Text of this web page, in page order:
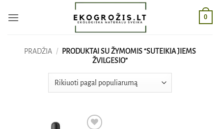
0
PRADŽIA /
PRODUKTAI SU ŽYMOMIS “SUTEIKIA JIEMS
ŽVILGESIO”